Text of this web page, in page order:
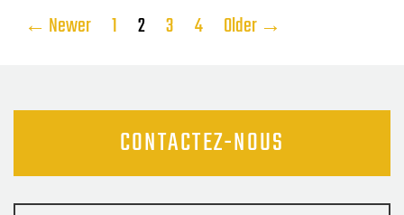
Pagination
← Newer 1 2 3 4 Older →
CONTACTEZ-NOUS